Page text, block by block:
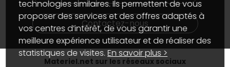
Partenariat & Sponsoring
Marketplace
Informations légales
Données personnellesetcookies
Gérer vos cookies
Accessibilité : non conforme
Contactez-nous
Materiel.net sur les réseaux sociaux
technologies similaires. Ils permettent de vous
proposer des services et des offres adaptés à
vos centres d’intérêt, de vous garantir une
meilleure expérience utilisateur et de réaliser des
statistiques de visites.En savoir plus >